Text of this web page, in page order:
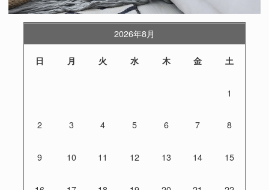
2026年8月
日 月 火 水 木 金 土
1
2 3 4 5 6 7 8
9 10 11 12 13 14 15